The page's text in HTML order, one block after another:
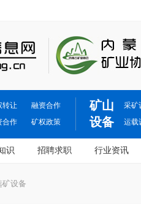
转让
融资合作
合作 矿权政策
矿山
设备
采矿
运载
识 招聘求职 行业资讯
矿设备